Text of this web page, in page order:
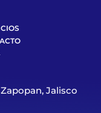
Jalisco